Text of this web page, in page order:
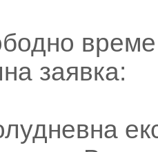
заявка: